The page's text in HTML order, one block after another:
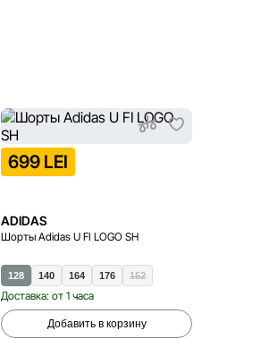
699 LEI
ADIDAS
Шорты Adidas U FI LOGO SH
128 140 164 176 152
Доставка: от 1 часа
Добавить в корзину